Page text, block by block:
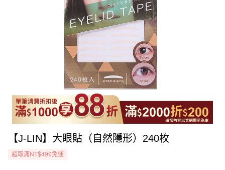
【J-LIN】大眼貼（自然隱形）240枚
超取滿NT$499免運